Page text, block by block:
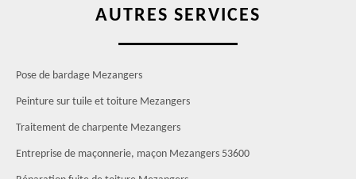
AUTRES SERVICES
Pose de bardage Mezangers
Peinture sur tuile et toiture Mezangers
Traitement de charpente Mezangers
Entreprise de maçonnerie, maçon Mezangers 53600